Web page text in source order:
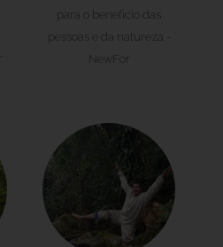
para o benefício das
pessoas e da natureza -
NewFor